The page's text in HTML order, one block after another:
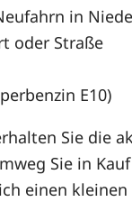
in
oder Straße
E10)
Sie die
Sie in
einen